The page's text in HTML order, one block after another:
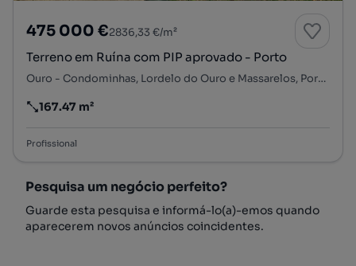
475 000 €2836,33 €/m²
Terreno em Ruína com PIP aprovado - Porto
Ouro - Condominhas, Lordelo do Ouro e Massarelos, Porto, Porto
Preço por metro quadrado
167.47 m²
Profissional
Pesquisa um negócio perfeito?
Guarde esta pesquisa e informá-lo(a)-emos quando
aparecerem novos anúncios coincidentes.